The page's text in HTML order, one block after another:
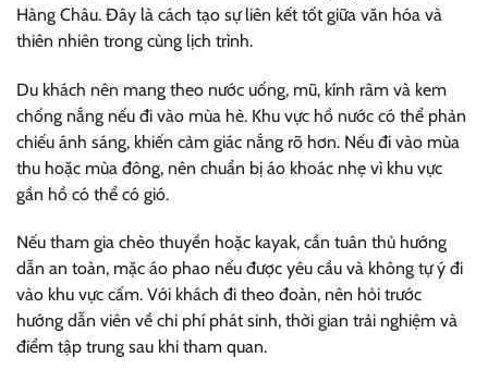
Hàng Châu. Đây là cách tạo sự liên kết tốt giữa văn hóa và
thiên nhiên trong cùng lịch trình.
Du khách nên mang theo nước uống, mũ, kính râm và kem
chống nắng nếu đi vào mùa hè. Khu vực hồ nước có thể phản
chiếu ánh sáng, khiến cảm giác nắng rõ hơn. Nếu đi vào mùa
thu hoặc mùa đông, nên chuẩn bị áo khoác nhẹ vì khu vực
gần hồ có thể có gió.
Nếu tham gia chèo thuyền hoặc kayak, cần tuân thủ hướng
dẫn an toàn, mặc áo phao nếu được yêu cầu và không tự ý đi
vào khu vực cấm. Với khách đi theo đoàn, nên hỏi trước
hướng dẫn viên về chi phí phát sinh, thời gian trải nghiệm và
điểm tập trung sau khi tham quan.